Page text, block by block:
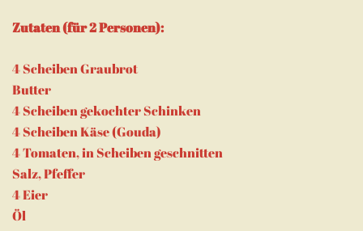
Zutaten (für 2 Personen):
4 Scheiben Graubrot
Butter
4 Scheiben gekochter Schinken
4 Scheiben Käse (Gouda)
4 Tomaten, in Scheiben geschnitten
Salz, Pfeffer
4 Eier
Öl